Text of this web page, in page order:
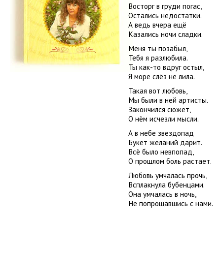
Восторг в груди погас,
Остались недостатки.
А ведь вчера ещё
Казались ночи сладки.
Меня ты позабыл,
Тебя я разлюбила.
Ты как-то вдруг остыл,
Я море слёз не лила.
Такая вот любовь,
Мы были в ней артисты.
Закончился сюжет,
О нём исчезли мысли.
А в небе звездопад
Букет желаний дарит.
Всё было невпопад,
О прошлом боль растает.
Любовь умчалась прочь,
Всплакнула бубенцами.
Она умчалась в ночь,
Не попрощавшись с нами.